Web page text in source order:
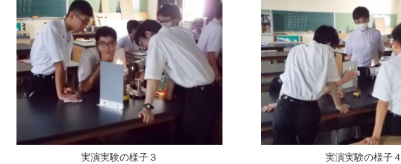
実演実験の様子３ 実演実験の様子４